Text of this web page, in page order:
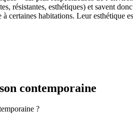
résistantes, esthétiques) et savent
certaines habitations. Leur esthétique
contemporaine
?